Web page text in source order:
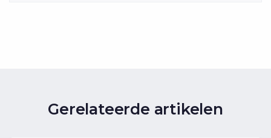
Gerelateerde artikelen